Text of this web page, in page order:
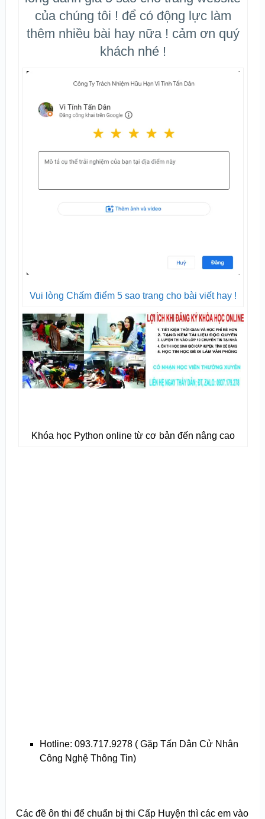
của chúng tôi ! để có động lực làm
thêm nhiều bài hay nữa ! cảm ơn quý
khách nhé !
Vui lòng Chấm điểm 5 sao trang cho bài viết hay !
Khóa học Python online từ cơ bản đến nâng cao
Hotline: 093.717.9278 ( Gặp Tấn Dân Cử Nhân
Công Nghệ Thông Tin)
Các đề ôn thi để chuẩn bị thi Cấp Huyện thì các em vào